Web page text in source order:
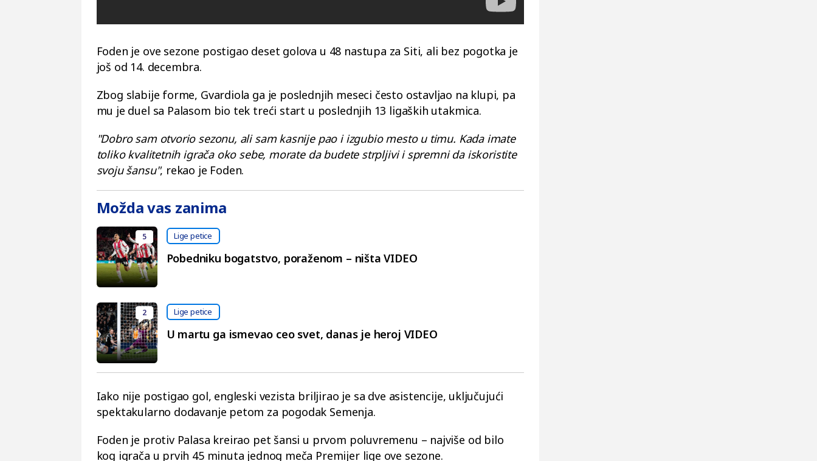
Foden je ove sezone postigao deset golova u 48 nastupa za Siti, ali bez pogotka je
još od 14. decembra.
Zbog slabije forme, Gvardiola ga je poslednjih meseci često ostavljao na klupi, pa
mu je duel sa Palasom bio tek treći start u poslednjih 13 ligaških utakmica.
"Dobro sam otvorio sezonu, ali sam kasnije pao i izgubio mesto u timu. Kada imate
toliko kvalitetnih igrača oko sebe, morate da budete strpljivi i spremni da iskoristite
svoju šansu", rekao je Foden.
Možda vas zanima
5 Lige petice
Pobedniku bogatstvo, poraženom – ništa VIDEO
2 Lige petice
U martu ga ismevao ceo svet, danas je heroj VIDEO
Iako nije postigao gol, engleski vezista briljirao je sa dve asistencije, uključujući
spektakularno dodavanje petom za pogodak Semenja.
Foden je protiv Palasa kreirao pet šansi u prvom poluvremenu – najviše od bilo
kog igrača u prvih 45 minuta jednog meča Premijer lige ove sezone.